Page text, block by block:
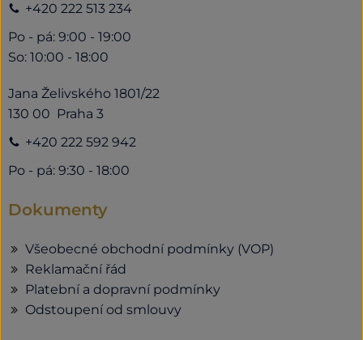
+420 222 513 234
Po - pá: 9:00 - 19:00
So: 10:00 - 18:00
Jana Želivského 1801/22
130 00 Praha 3
+420 222 592 942
Po - pá: 9:30 - 18:00
Dokumenty
Všeobecné obchodní podmínky (VOP)
Reklamační řád
Platební a dopravní podmínky
Odstoupení od smlouvy